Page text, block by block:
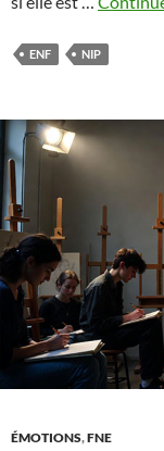
ENF NIP
ÉMOTIONS,FNE